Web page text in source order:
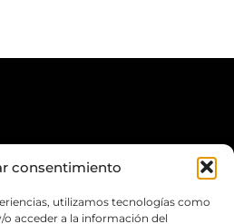
consentimiento
utilizamos tecnologías como
o acceder a la información del